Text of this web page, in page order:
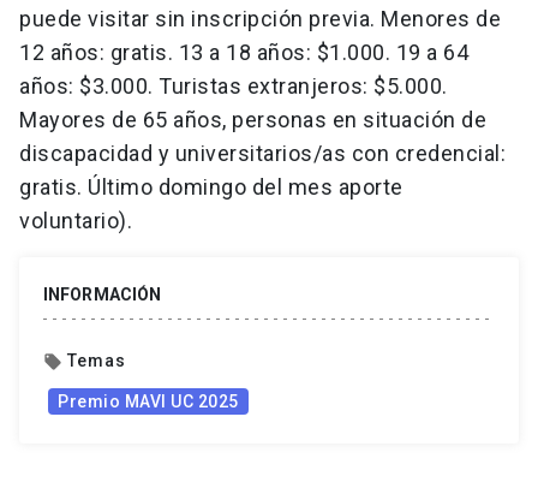
puede visitar sin inscripción previa. Menores de
12 años: gratis. 13 a 18 años: $1.000. 19 a 64
años: $3.000. Turistas extranjeros: $5.000.
Mayores de 65 años, personas en situación de
discapacidad y universitarios/as con credencial:
gratis. Último domingo del mes aporte
voluntario).
INFORMACIÓN
local_offer Temas
Premio MAVI UC 2025